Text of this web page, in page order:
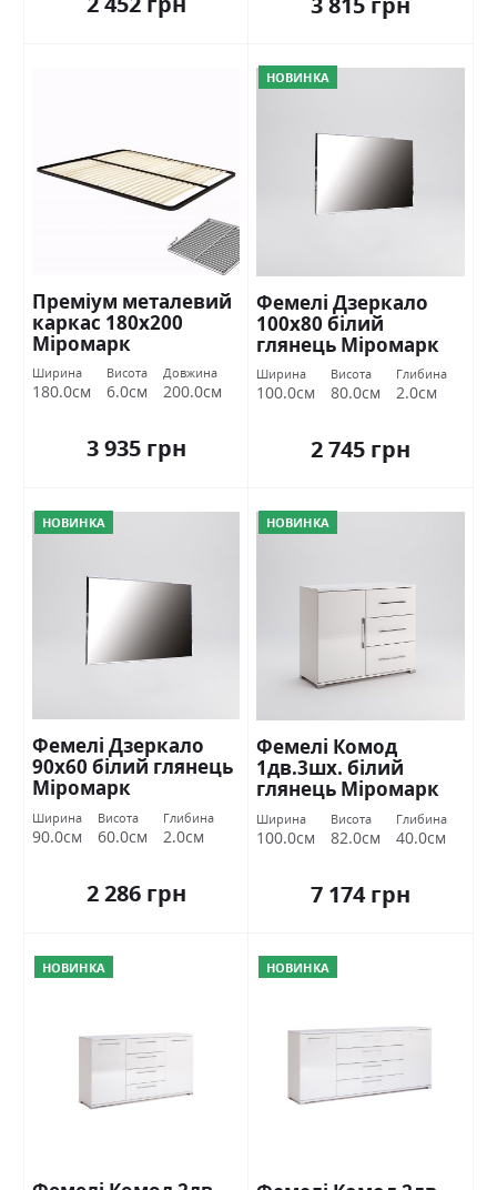
Преміум металевий
каркас 180х200
Міромарк
Ширина
180.0см
Висота
6.0см
Довжина
200.0см
3 935 грн
НОВИНКА
Фемелі Дзеркало
100х80 білий
глянець Міромарк
Ширина
100.0см
Висота
80.0см
Глибина
2.0см
2 745 грн
НОВИНКА
Фемелі Дзеркало
90х60 білий глянець
Міромарк
Ширина
90.0см
Висота
60.0см
Глибина
2.0см
2 286 грн
НОВИНКА
Фемелі Комод
1дв.3шх. білий
глянець Міромарк
Ширина
100.0см
Висота
82.0см
Глибина
40.0см
7 174 грн
НОВИНКА НОВИНКА